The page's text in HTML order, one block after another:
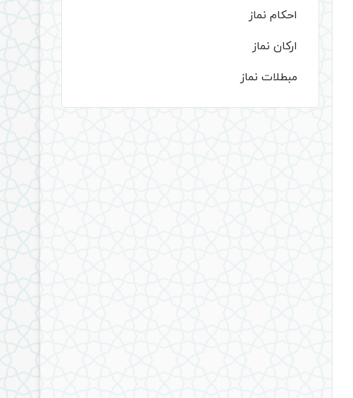
احکام نماز
ارکان نماز
مبطلات نماز